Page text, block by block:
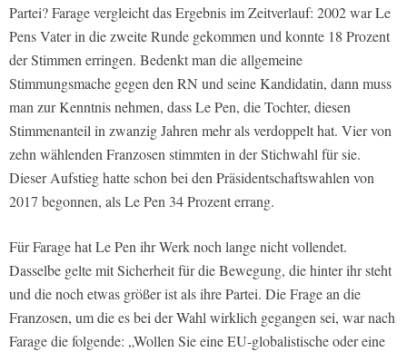
Partei? Farage vergleicht das Ergebnis im Zeitverlauf: 2002 war Le
Pens Vater in die zweite Runde gekommen und konnte 18 Prozent
der Stimmen erringen. Bedenkt man die allgemeine
Stimmungsmache gegen den RN und seine Kandidatin, dann muss
man zur Kenntnis nehmen, dass Le Pen, die Tochter, diesen
Stimmenanteil in zwanzig Jahren mehr als verdoppelt hat. Vier von
zehn wählenden Franzosen stimmten in der Stichwahl für sie.
Dieser Aufstieg hatte schon bei den Präsidentschaftswahlen von
2017 begonnen, als Le Pen 34 Prozent errang.
Für Farage hat Le Pen ihr Werk noch lange nicht vollendet.
Dasselbe gelte mit Sicherheit für die Bewegung, die hinter ihr steht
und die noch etwas größer ist als ihre Partei. Die Frage an die
Franzosen, um die es bei der Wahl wirklich gegangen sei, war nach
Farage die folgende: „Wollen Sie eine EU-globalistische oder eine